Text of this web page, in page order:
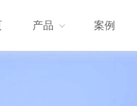
产品 案例